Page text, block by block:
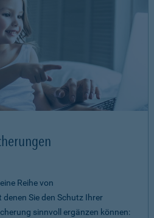
Reihe von
Sie den Schutz Ihrer
sinnvoll ergänzen können: